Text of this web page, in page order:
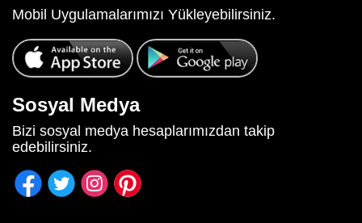
Mobil Uygulamalarımızı Yükleyebilirsiniz.
Sosyal Medya
Bizi sosyal medya hesaplarımızdan takip
edebilirsiniz.